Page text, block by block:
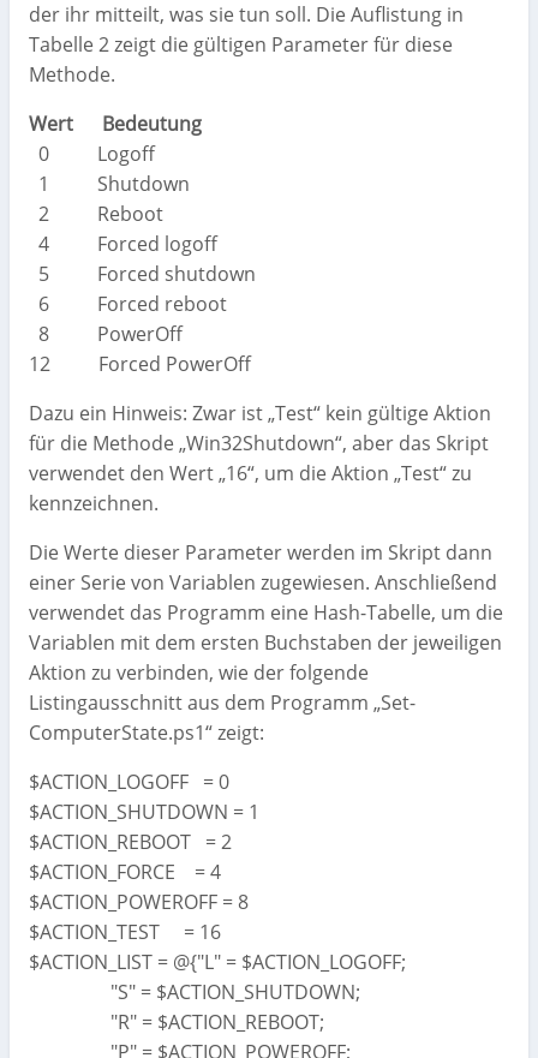
der ihr mitteilt, was sie tun soll. Die Auflistung in
Tabelle 2 zeigt die gültigen Parameter für diese
Methode.
Wert Bedeutung
0 Logoff
1 Shutdown
2 Reboot
4 Forced logoff
5 Forced shutdown
6 Forced reboot
8 PowerOff
12 Forced PowerOff
Dazu ein Hinweis: Zwar ist „Test“ kein gültige Aktion
für die Methode „Win32Shutdown“, aber das Skript
verwendet den Wert „16“, um die Aktion „Test“ zu
kennzeichnen.
Die Werte dieser Parameter werden im Skript dann
einer Serie von Variablen zugewiesen. Anschließend
verwendet das Programm eine Hash-Tabelle, um die
Variablen mit dem ersten Buchstaben der jeweiligen
Aktion zu verbinden, wie der folgende
Listingausschnitt aus dem Programm „Set-
ComputerState.ps1“ zeigt:
$ACTION_LOGOFF = 0
$ACTION_SHUTDOWN = 1
$ACTION_REBOOT = 2
$ACTION_FORCE = 4
$ACTION_POWEROFF = 8
$ACTION_TEST = 16
$ACTION_LIST = @{"L" = $ACTION_LOGOFF;
"S" = $ACTION_SHUTDOWN;
"R" = $ACTION_REBOOT;
"P" = $ACTION_POWEROFF;